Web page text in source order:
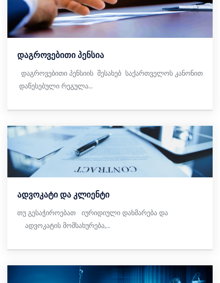
დაგროვებითი პენსია
დაგროვებითი პენსიის შესახებ საქართველოს კანონით
დაწესებული რეგულა...
ადვოკატი და კლიენტი
თუ გესაჭიროებათ იურიდიული დახმარება და
ადვოკატის მომსახურება,...